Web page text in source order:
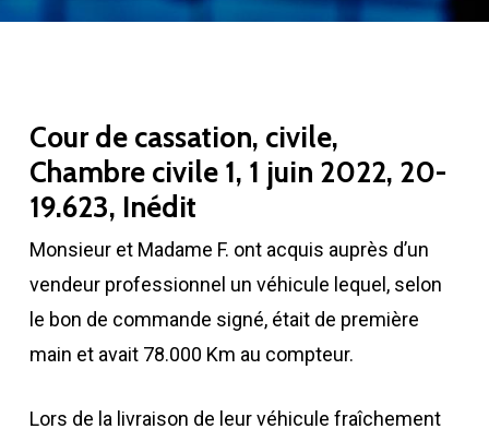
Cour de cassation, civile,
Chambre civile 1, 1 juin 2022, 20-
19.623, Inédit
Monsieur et Madame F. ont acquis auprès d’un
vendeur professionnel un véhicule lequel, selon
le bon de commande signé, était de première
main et avait 78.000 Km au compteur.
Lors de la livraison de leur véhicule fraîchement